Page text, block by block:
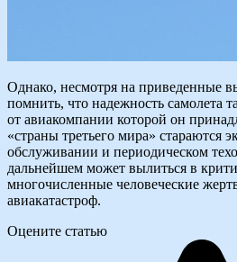
Однако, несмотря на приведенные
помнить, что надежность самолета
от авиакомпании которой он
«страны третьего мира» стараются
обслуживании и периодическом
дальнейшем может вылиться в
многочисленные человеческие
авиакатастроф.
Оцените статью